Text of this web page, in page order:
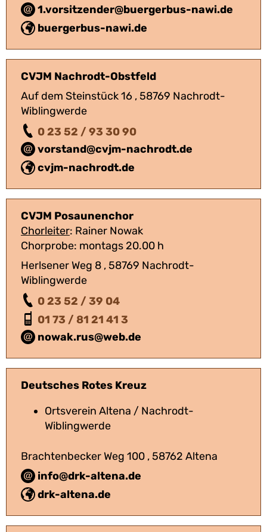
buergerbus-nawi.de
1.vorsitzender@buergerbus-nawi.de
cvjm-nachrodt.de
vorstand@cvjm-nachrodt.de
CVJM Nachrodt-Obstfeld
Auf dem Steinstück 16 , 58769 Nachrodt-
Wiblingwerde
0 23 52 / 93 30 90
nowak.rus@web.de
CVJM Posaunenchor
Herlsener Weg 8 , 58769 Nachrodt-
Wiblingwerde
0 23 52 / 39 04
01 73 / 81 21 41 3
Chorleiter: Rainer Nowak
Chorprobe: montags 20.00 h
drk-altena.de
info@drk-altena.de
Deutsches Rotes Kreuz
Brachtenbecker Weg 100 , 58762 Altena
Ortsverein Altena / Nachrodt-
Wiblingwerde